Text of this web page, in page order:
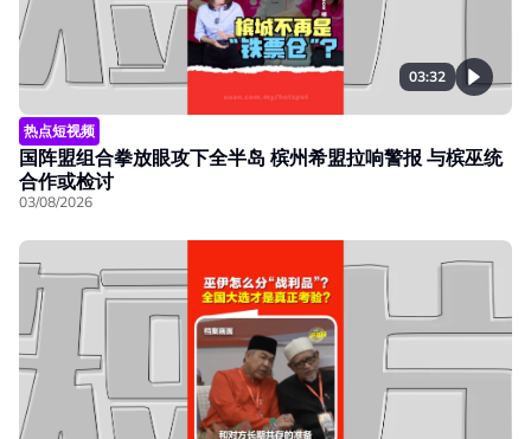
03:32
热点短视频
国阵盟组合拳放眼攻下全半岛 槟州希盟拉响警报 与槟巫统
合作或检讨
03/08/2026